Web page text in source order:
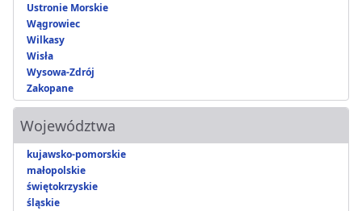
Ustronie Morskie
Wągrowiec
Wilkasy
Wisła
Wysowa-Zdrój
Zakopane
Województwa
kujawsko-pomorskie
małopolskie
świętokrzyskie
śląskie